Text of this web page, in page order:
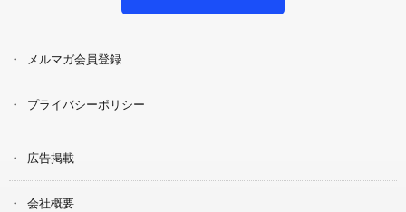
メルマガ会員登録
プライバシーポリシー
広告掲載
会社概要